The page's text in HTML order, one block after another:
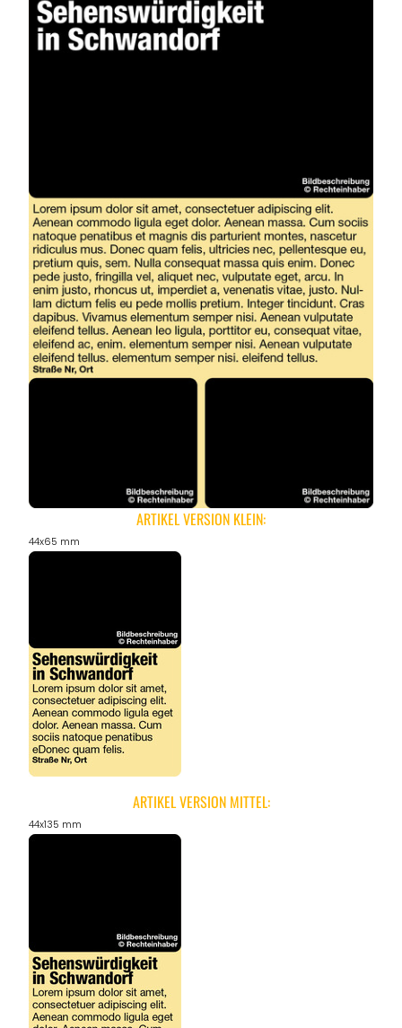
ARTIKEL VERSION KLEIN:
44x65 mm
ARTIKEL VERSION MITTEL:
44x135 mm